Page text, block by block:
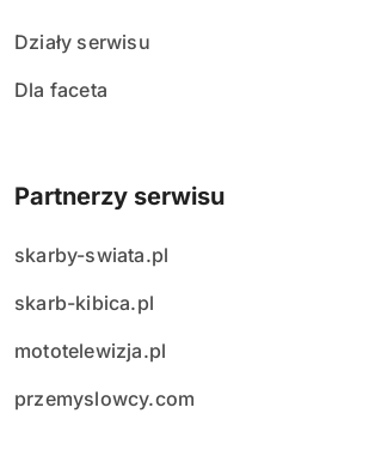
Działy serwisu
Dla faceta
Partnerzy serwisu
skarby-swiata.pl
skarb-kibica.pl
mototelewizja.pl
przemyslowcy.com